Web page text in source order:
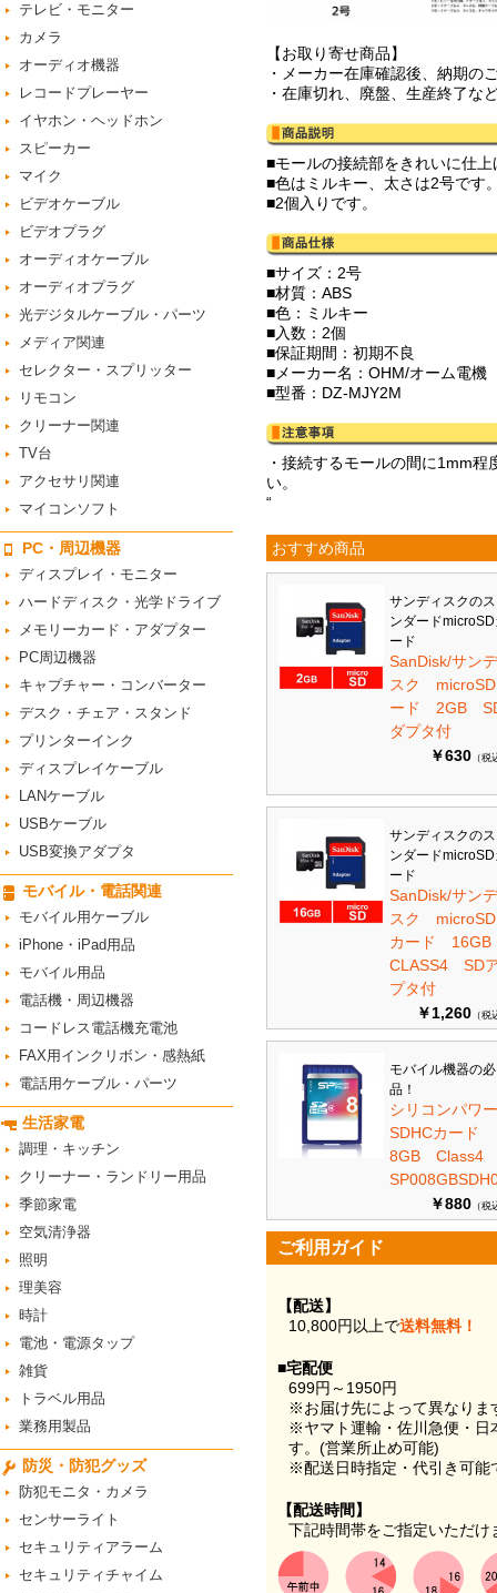
テレビ・モニター
カメラ
オーディオ機器
レコードプレーヤー
イヤホン・ヘッドホン
スピーカー
マイク
ビデオケーブル
ビデオプラグ
オーディオケーブル
オーディオプラグ
光デジタルケーブル・パーツ
メディア関連
セレクター・スプリッター
リモコン
クリーナー関連
TV台
アクセサリ関連
マイコンソフト
PC・周辺機器
ディスプレイ・モニター
ハードディスク・光学ドライブ
メモリーカード・アダプター
PC周辺機器
キャプチャー・コンバーター
デスク・チェア・スタンド
プリンターインク
ディスプレイケーブル
LANケーブル
USBケーブル
USB変換アダプタ
モバイル・電話関連
モバイル用ケーブル
iPhone・iPad用品
モバイル用品
電話機・周辺機器
コードレス電話機充電池
FAX用インクリボン・感熱紙
電話用ケーブル・パーツ
生活家電
調理・キッチン
クリーナー・ランドリー用品
季節家電
空気清浄器
照明
理美容
時計
電池・電源タップ
雑貨
トラベル用品
業務用製品
防災・防犯グッズ
防犯モニタ・カメラ
センサーライト
セキュリティアラーム
セキュリティチャイム
【お取り寄せ商品】
・メーカー在庫確認後、納期の
・在庫切れ、廃盤、生産終了な
■モールの接続部をきれいに仕上
■色はミルキー、太さは2号です
■2個入りです。
■サイズ：2号
■材質：ABS
■色：ミルキー
■入数：2個
■保証期間：初期不良
■メーカー名：OHM/オーム電機
■型番：DZ-MJY2M
・接続するモールの間に1mm
い。
“
おすすめ商品
サンディスクの
ンダード
ード
SanDisk/サン
スク
ード 2GB
ダプタ付
￥630 （税
サンディスクの
ンダード
ード
SanDisk/サン
スク
カード
CLASS4 SD
プタ付
￥1,260 （税
モバイル機器の
品！
シリコンパ
SDHCカード
8GB
￥880 （税
ご利用ガイド
【配送】
10,800円以上で送料無料！
■宅配便
699円～1950円
※お届け先によって異なりま
※ヤマト運輸・佐川急便・日
す。(営業所止め可能)
※配送日時指定・代引き可能
【配送時間】
下記時間帯をご指定いただけ